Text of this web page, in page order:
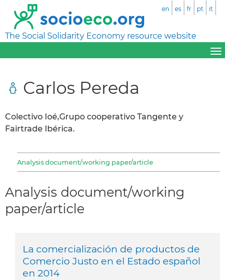
The Social Solidarity Economy resource website
en es fr pt it
Carlos Pereda
Colectivo Ioé,Grupo cooperativo Tangente y
Fairtrade Ibérica.
Analysis document/working paper/article
Analysis document/working
paper/article
La comercialización de productos de
Comercio Justo en el Estado español
en 2014